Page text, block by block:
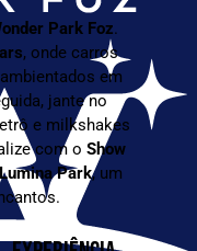
Park Foz.
, onde carros
em
jante no
e milkshakes
com o Show
Lumina Park, um